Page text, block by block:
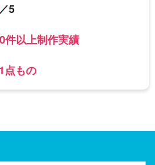
／5
件以上制作実績
1点もの